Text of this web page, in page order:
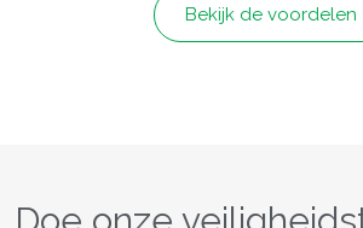
Bekijk de voordelen